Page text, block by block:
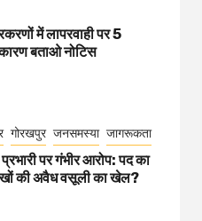
में लापरवाही पर 5
बताओ नोटिस
गोरखपुर जनसमस्या जागरूकता
पर गंभीर आरोप: पद का
की अवैध वसूली का खेल?